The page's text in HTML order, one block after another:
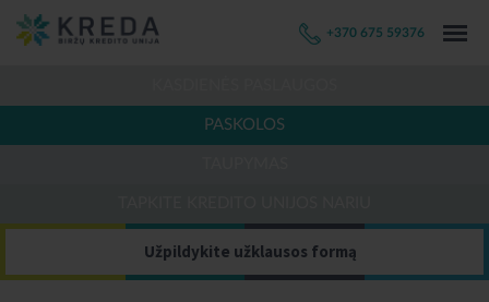
+370 675 59376
PASKOLOS
Užpildykite užklausos formą